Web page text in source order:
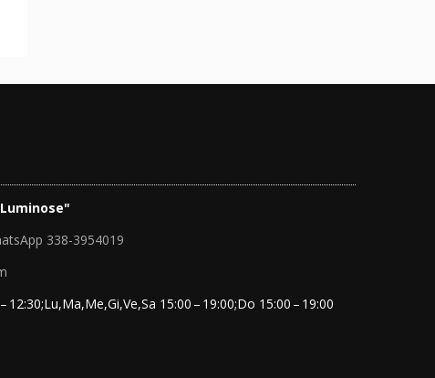
338-3954019
12:30;Lu,Ma,Me,Gi,Ve,Sa 15:00 – 19:00;Do 15:00 – 19:00